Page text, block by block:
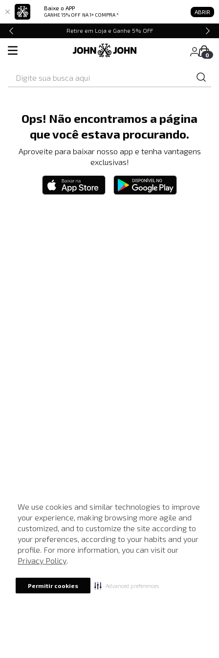
Baixe o APP
GANHE 15% OFF NA 1ª COMPRA * ABRIR
We use cookies and similar technologies to improve
your experience, making browsing more agile and
customized, and to customize the site according to
your preferences, according to your habits and your
profile. For more information, you can visit our
Privacy Policy.
Permitir cookies Advanced preferences
Retire em Loja e Ganhe 5% OFF
0
Ops! Não encontramos a página
que você estava procurando.
Aproveite para baixar nosso app e tenha vantagens
exclusivas!